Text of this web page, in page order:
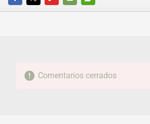
FACEBOOKTWITTERFLIPBOARD
E-
WHATSAPP
Comentarios cerrados